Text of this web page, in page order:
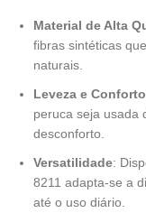
Material de Alta
fibras sintéticas
naturais.
Leveza e Conforto
peruca seja usada
desconforto.
Versatilidade:
8211 adapta-se a
até o uso diário.